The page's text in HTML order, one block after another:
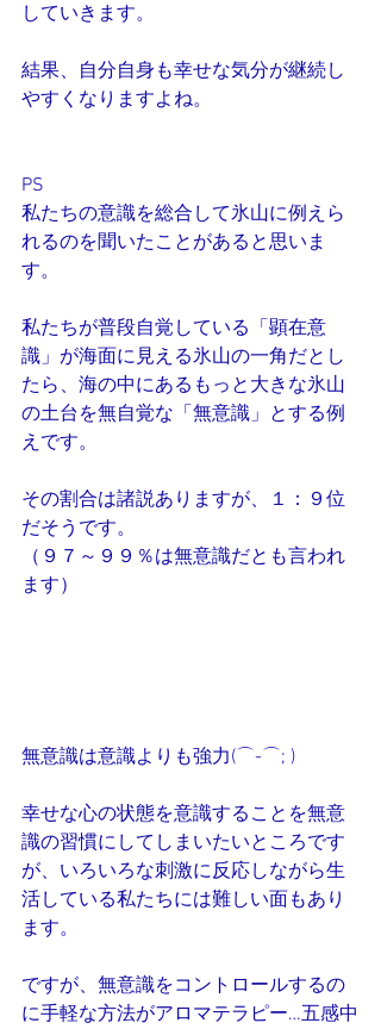
していきます。
結果、自分自身も幸せな気分が継続し
やすくなりますよね。
PS
私たちの意識を総合して氷山に例えら
れるのを聞いたことがあると思いま
す。
私たちが普段自覚している「顕在意
識」が海面に見える氷山の一角だとし
たら、海の中にあるもっと大きな氷山
の土台を無自覚な「無意識」とする例
えです。
その割合は諸説ありますが、１：９位
だそうです。
（９７～９９％は無意識だとも言われ
ます）
無意識は意識よりも強力(⌒-⌒; )
幸せな心の状態を意識することを無意
識の習慣にしてしまいたいところです
が、いろいろな刺激に反応しながら生
活している私たちには難しい面もあり
ます。
ですが、無意識をコントロールするの
に手軽な方法がアロマテラピー…五感中